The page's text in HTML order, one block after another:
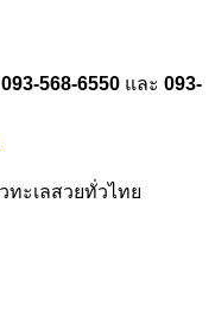
093-568-6550 และ 093-
ทะเลสวยทั่วไทย